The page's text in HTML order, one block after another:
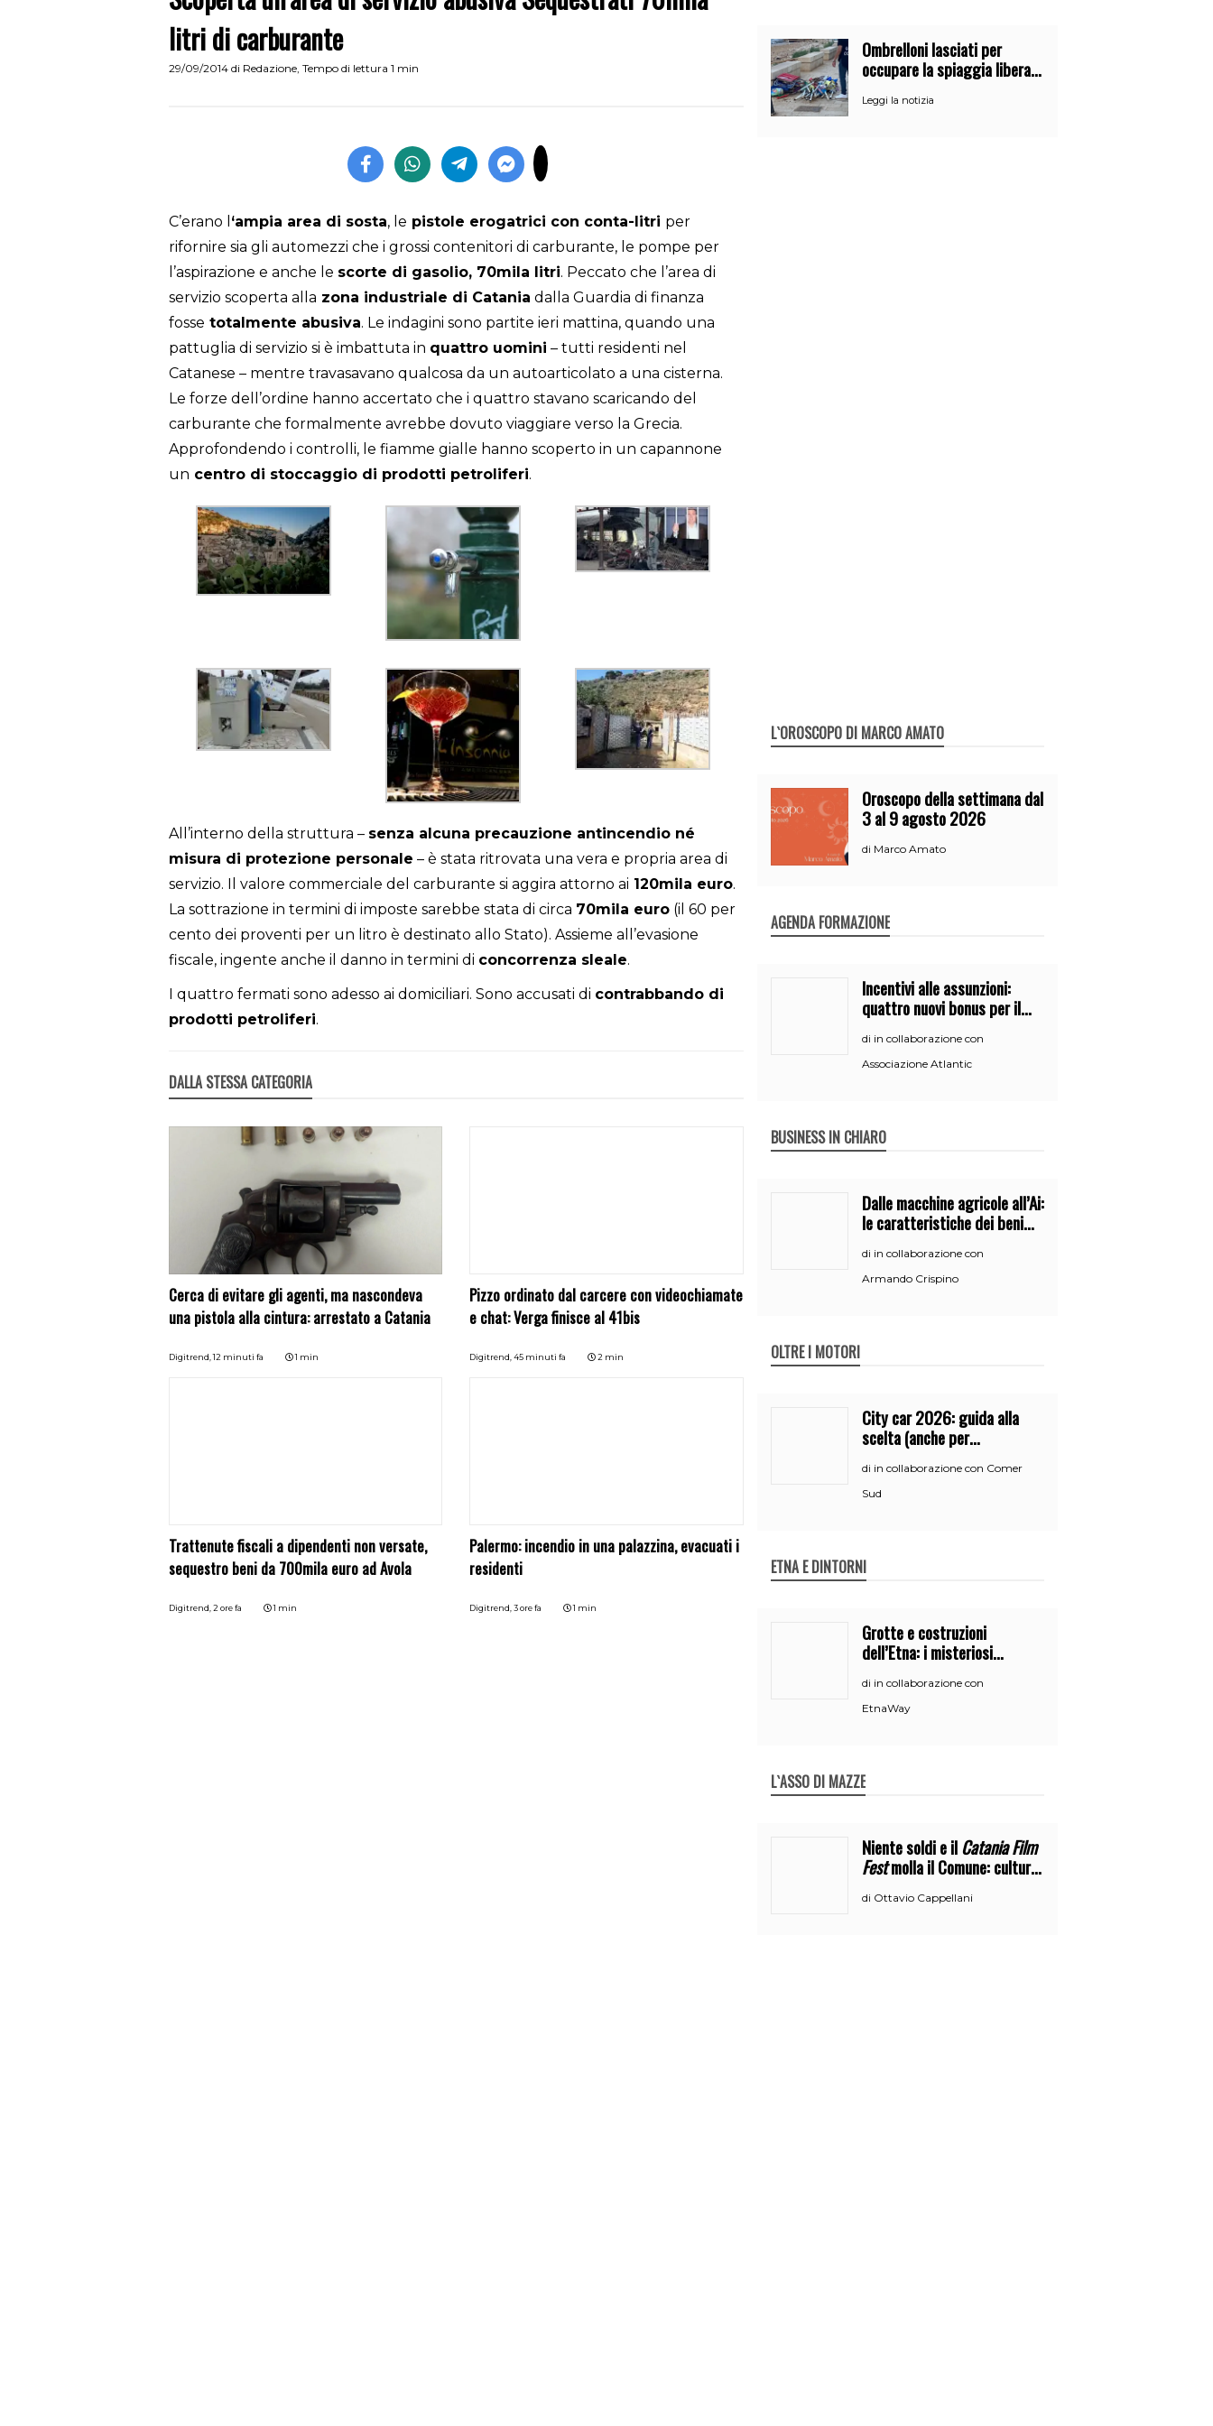
litri di carburante
29/09/2014 di Redazione, Tempo di lettura 1 min
C’erano l ‘ampia area di sosta, le pistole erogatrici con conta-litri per
rifornire sia gli automezzi che i grossi contenitori di carburante, le pompe per
l’aspirazione e anche le scorte di gasolio, 70mila litri. Peccato che l’area di
servizio scoperta alla zona industriale di Catania dalla Guardia di finanza
fosse totalmente abusiva. Le indagini sono partite ieri mattina, quando una
pattuglia di servizio si è imbattuta in quattro uomini – tutti residenti nel
Catanese – mentre travasavano qualcosa da un autoarticolato a una cisterna.
Le forze dell’ordine hanno accertato che i quattro stavano scaricando del
carburante che formalmente avrebbe dovuto viaggiare verso la Grecia.
Approfondendo i controlli, le fiamme gialle hanno scoperto in un capannone
un centro di stoccaggio di prodotti petroliferi.
All’interno della struttura – senza alcuna precauzione antincendio né
misura di protezione personale – è stata ritrovata una vera e propria area di
servizio. Il valore commerciale del carburante si aggira attorno ai 120mila euro.
La sottrazione in termini di imposte sarebbe stata di circa 70mila euro (il 60 per
cento dei proventi per un litro è destinato allo Stato). Assieme all’evasione
fiscale, ingente anche il danno in termini di concorrenza sleale.
I quattro fermati sono adesso ai domiciliari. Sono accusati di contrabbando di
prodotti petroliferi.
DALLA STESSA CATEGORIA
Cerca di evitare gli agenti, ma nascondeva
una pistola alla cintura: arrestato a Catania
Digitrend,12 minuti fa 1 min
Pizzo ordinato dal carcere con videochiamate
e chat: Verga finisce al 41bis
Digitrend,45 minuti fa 2 min
Trattenute fiscali a dipendenti non versate,
sequestro beni da 700mila euro ad Avola
Digitrend, 2 ore fa 1 min
Palermo: incendio in una palazzina, evacuati i
residenti
Digitrend,3 ore fa 1 min
Ombrelloni lasciati per
occupare la spiaggia libera.
Costiera
Leggi la notizia
L`OROSCOPO DI MARCO AMATO
Oroscopo della settimana dal
3 al 9 agosto 2026
di Marco Amato
AGENDA FORMAZIONE
Incentivi alle assunzioni:
quattro nuovi bonus per il
di in collaborazione con
Associazione Atlantic
BUSINESS IN CHIARO
Dalle macchine agricole all’Ai:
le caratteristiche dei beni
all’iperammortamento
di in collaborazione con
Armando Crispino
OLTRE I MOTORI
City car 2026: guida alla
scelta (anche per
neopatentati)
di in collaborazione con Comer
Sud
ETNA E DINTORNI
Grotte e costruzioni
dell’Etna: i misteriosi
di in collaborazione con
EtnaWay
L`ASSO DI MAZZE
Niente soldi e ilCatania Film
Festmolla il Comune: cultura
di Ottavio Cappellani